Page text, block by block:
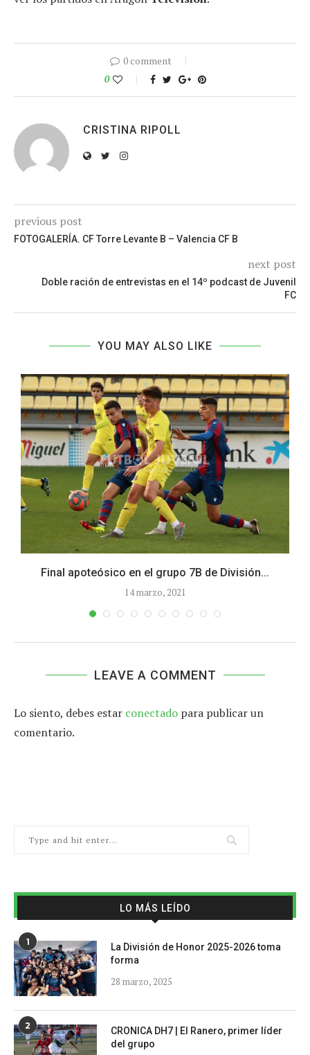
0 comment
0
CRISTINA RIPOLL
previous post
FOTOGALERÍA. CF Torre Levante B – Valencia CF B
next post
Doble ración de entrevistas en el 14º podcast de Juvenil
FC
YOU MAY ALSO LIKE
Final apoteósico en el grupo 7B de División...
14 marzo, 2021
LEAVE A COMMENT
Lo siento, debes estar conectado para publicar un
comentario.
LO MÁS LEÍDO
1
La División de Honor 2025-2026 toma
forma
28 marzo, 2025
2
CRONICA DH7 | El Ranero, primer líder
del grupo